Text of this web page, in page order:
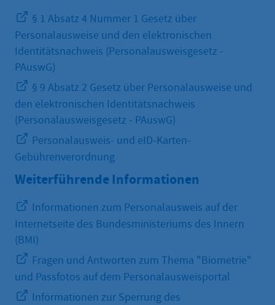
§ 1 Absatz 4 Nummer 1 Gesetz über
Personalausweise und den elektronischen
Identitätsnachweis (Personalausweisgesetz -
PAuswG)
§ 9 Absatz 2 Gesetz über Personalausweise und
den elektronischen Identitätsnachweis
(Personalausweisgesetz - PAuswG)
Personalausweis- und eID-Karten-
Gebührenverordnung
Weiterführende Informationen
Informationen zum Personalausweis auf der
Internetseite des Bundesministeriums des Innern
(BMI)
Fragen und Antworten zum Thema "Biometrie"
und Passfotos auf dem Personalausweisportal
Informationen zur Sperrung des